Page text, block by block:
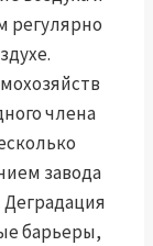
регулярно
члена
завода
барьеры,